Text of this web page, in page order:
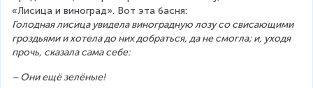
«Лисица и виноград». Вот эта басня:
Голодная лисица увидела виноградную лозу со свисающими
гроздьями и хотела до них добраться, да не смогла; и, уходя
прочь, сказала сама себе:
– Они ещё зелёные!